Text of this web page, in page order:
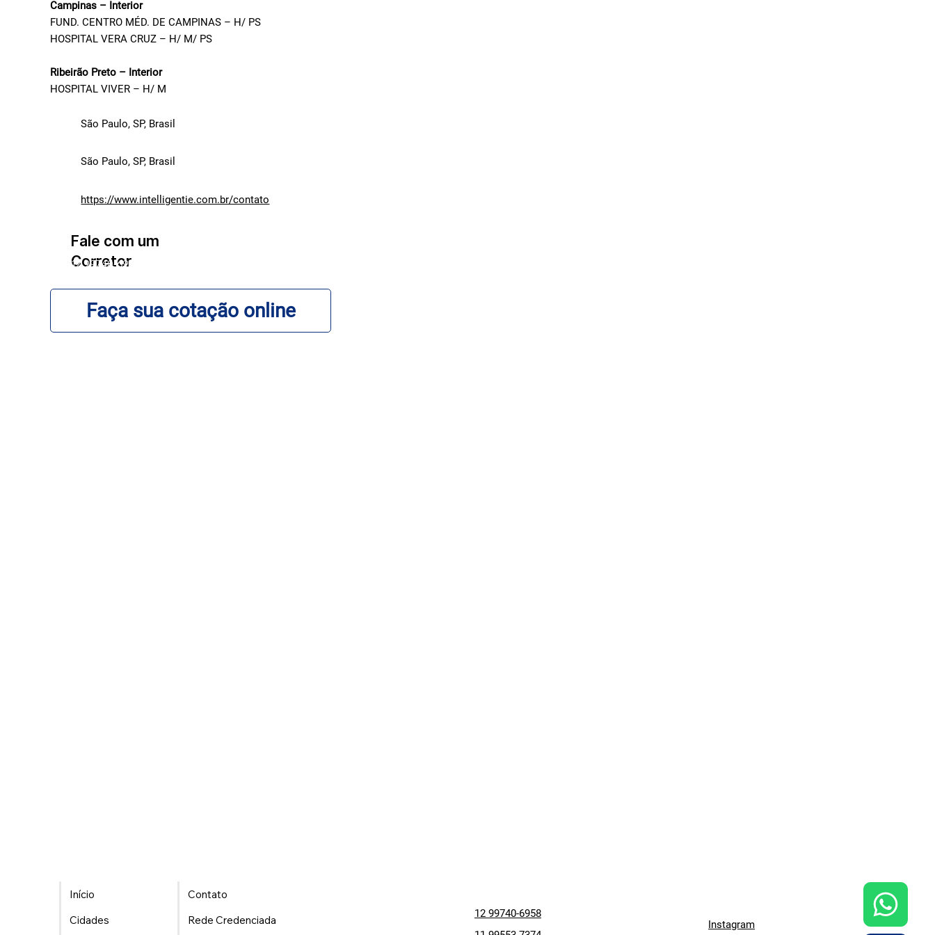
Campinas – Interior
FUND. CENTRO MÉD. DE CAMPINAS – H/ PS
HOSPITAL VERA CRUZ – H/ M/ PS
Ribeirão Preto – Interior
HOSPITAL VIVER – H/ M
São Paulo, SP, Brasil
São Paulo, SP, Brasil
https://www.intelligentie.com.br/contato
Fale com um
Corretor
12 99740-6958
Faça sua cotação online
Início
Cidades
Contato
Rede Credenciada
12 99740-6958
Instagram